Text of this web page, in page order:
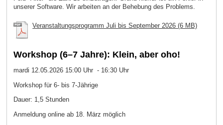
unserer Software. Wir arbeiten an der Behebung des Problems.
Veranstaltungsprogramm Juli bis September 2026 (6 MB)
Workshop (6–7 Jahre): Klein, aber oho!
mardi 12.05.2026 15:00 Uhr - 16:30 Uhr
Workshop für 6- bis 7-Jährige
Dauer: 1,5 Stunden
Anmeldung online ab 18. März möglich